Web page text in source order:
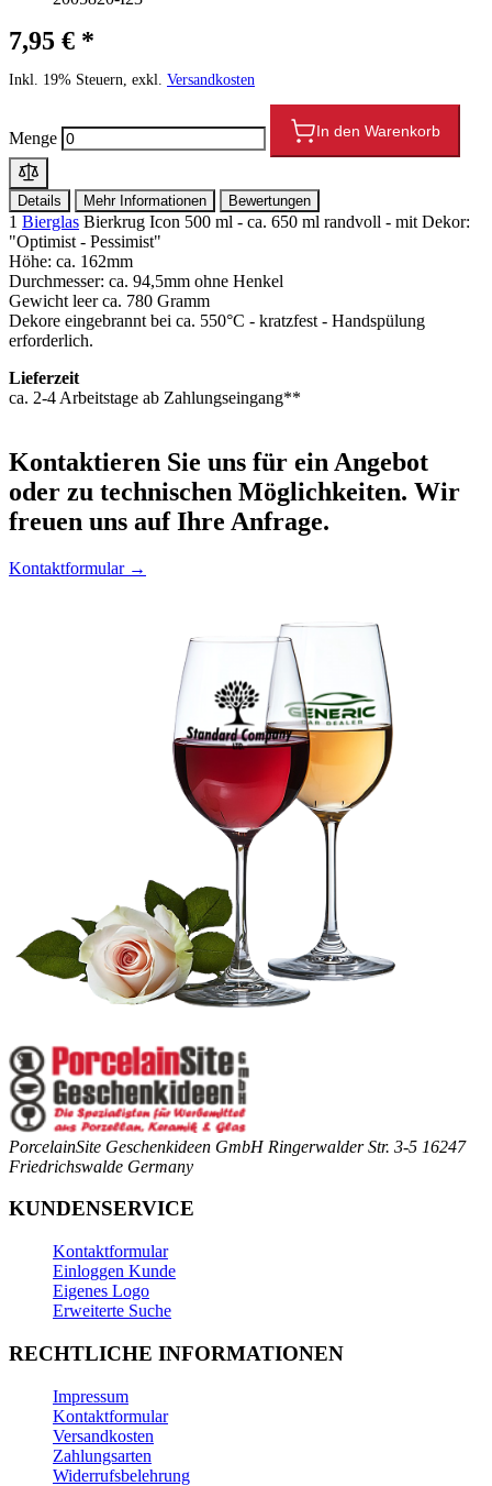
7,95 € *
Inkl. 19% Steuern, exkl. Versandkosten
Menge In den Warenkorb
Details Mehr Informationen Bewertungen
1 Bierglas Bierkrug Icon 500 ml - ca. 650 ml randvoll - mit Dekor:
"Optimist - Pessimist"
Höhe: ca. 162mm
Durchmesser: ca. 94,5mm ohne Henkel
Gewicht leer ca. 780 Gramm
Dekore eingebrannt bei ca. 550°C - kratzfest - Handspülung
erforderlich.
Lieferzeit
ca. 2-4 Arbeitstage ab Zahlungseingang**
Kontaktieren Sie uns für ein Angebot
oder zu technischen Möglichkeiten. Wir
freuen uns auf Ihre Anfrage.
Kontaktformular →
PorcelainSite Geschenkideen GmbH Ringerwalder Str. 3-5 16247
Friedrichswalde Germany
KUNDENSERVICE
Kontaktformular
Einloggen Kunde
Eigenes Logo
Erweiterte Suche
RECHTLICHE INFORMATIONEN
Impressum
Kontaktformular
Versandkosten
Zahlungsarten
Widerrufsbelehrung